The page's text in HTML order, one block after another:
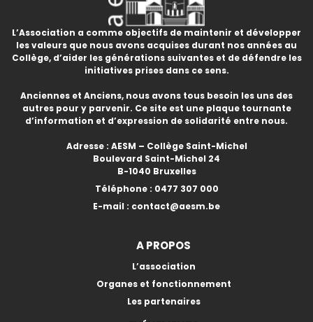
L’Association a comme objectifs de maintenir et développer
les valeurs que nous avons acquises durant nos années au
Collège, d’aider les générations suivantes et de défendre les
initiatives prises dans ce sens.
Anciennes et Anciens, nous avons tous besoin les uns des
autres pour y parvenir. Ce site est une plaque tournante
d’information et d’expression de solidarité entre nous.
Adresse : AESM – Collège Saint-Michel
Boulevard Saint-Michel 24
B-1040 Bruxelles
Téléphone : 0477 307 000
E-mail : contact@aesm.be
A PROPOS
L’association
Organes et fonctionnement
Les partenaires